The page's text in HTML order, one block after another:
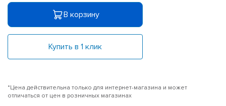
В корзину
Купить в 1 клик
*Цена действительна только для интернет-магазина и может
отличаться от цен в розничных магазинах